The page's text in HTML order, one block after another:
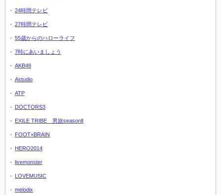
24時間テレビ
27時間テレビ
55歳からのハローライフ
7時にあいましょう
AKB48
Astudio
ATP
DOCTORS3
EXILE TRIBE 男旅seasonⅡ
FOOT×BRAIN
HERO2014
livemonster
LOVEMUSIC
melodix